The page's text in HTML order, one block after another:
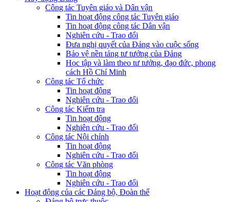
Công tác Tuyên giáo và Dân vận
Tin hoạt động công tác Tuyên giáo
Tin hoạt động công tác Dân vận
Nghiên cứu - Trao đổi
Đưa nghị quyết của Đảng vào cuộc sống
Bảo vệ nền tảng tư tưởng của Đảng
Học tập và làm theo tư tưởng, đạo đức, phong
cách Hồ Chí Minh
Công tác Tổ chức
Tin hoạt động
Nghiên cứu - Trao đổi
Công tác Kiểm tra
Tin hoạt động
Nghiên cứu - Trao đổi
Công tác Nội chính
Tin hoạt động
Nghiên cứu - Trao đổi
Công tác Văn phòng
Tin hoạt động
Nghiên cứu - Trao đổi
Hoạt động của các Đảng bộ, Đoàn thể